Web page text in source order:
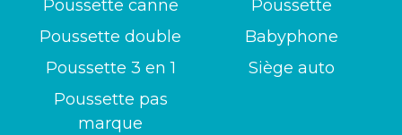
Poussette
Babyphone
Siège auto
Poussette canne
Poussette double
Poussette 3 en 1
Poussette pas
marque